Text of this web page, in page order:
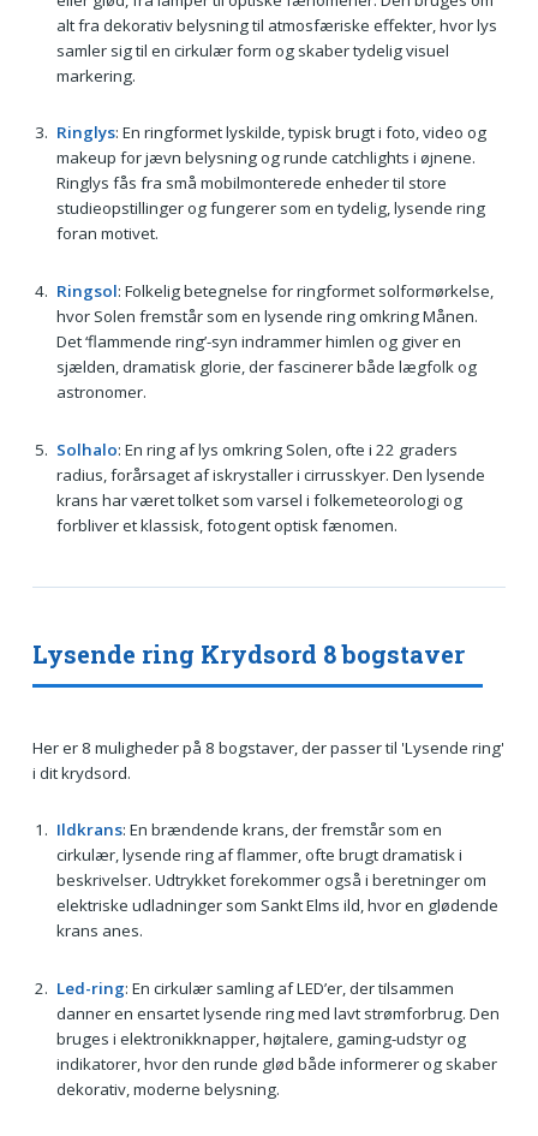
alt fra dekorativ belysning til atmosfæriske effekter, hvor lys
samler sig til en cirkulær form og skaber tydelig visuel
markering.
Ringlys: En ringformet lyskilde, typisk brugt i foto, video og
makeup for jævn belysning og runde catchlights i øjnene.
Ringlys fås fra små mobilmonterede enheder til store
studieopstillinger og fungerer som en tydelig, lysende ring
foran motivet.
Ringsol: Folkelig betegnelse for ringformet solformørkelse,
hvor Solen fremstår som en lysende ring omkring Månen.
Det ‘flammende ring’-syn indrammer himlen og giver en
sjælden, dramatisk glorie, der fascinerer både lægfolk og
astronomer.
Solhalo: En ring af lys omkring Solen, ofte i 22 graders
radius, forårsaget af iskrystaller i cirrusskyer. Den lysende
krans har været tolket som varsel i folkemeteorologi og
forbliver et klassisk, fotogent optisk fænomen.
Lysende ring Krydsord 8 bogstaver
Her er 8 muligheder på 8 bogstaver, der passer til 'Lysende ring'
i dit krydsord.
Ildkrans: En brændende krans, der fremstår som en
cirkulær, lysende ring af flammer, ofte brugt dramatisk i
beskrivelser. Udtrykket forekommer også i beretninger om
elektriske udladninger som Sankt Elms ild, hvor en glødende
krans anes.
Led-ring: En cirkulær samling af LED’er, der tilsammen
danner en ensartet lysende ring med lavt strømforbrug. Den
bruges i elektronikknapper, højtalere, gaming-udstyr og
indikatorer, hvor den runde glød både informerer og skaber
dekorativ, moderne belysning.